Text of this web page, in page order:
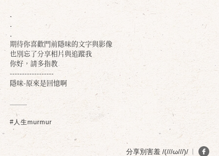
.
.
.
期待你喜歡門前隱味的文字與影像
也別忘了分享相片與追蹤我
你好，請多指教
------------------
隱味-原來是回憶啊
#人生murmur
分享別害羞 /(///ω///)/